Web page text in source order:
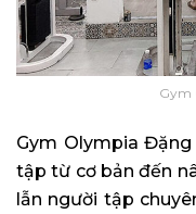
Gym
Gym Olympia
tập từ cơ bản đến
lẫn người tập